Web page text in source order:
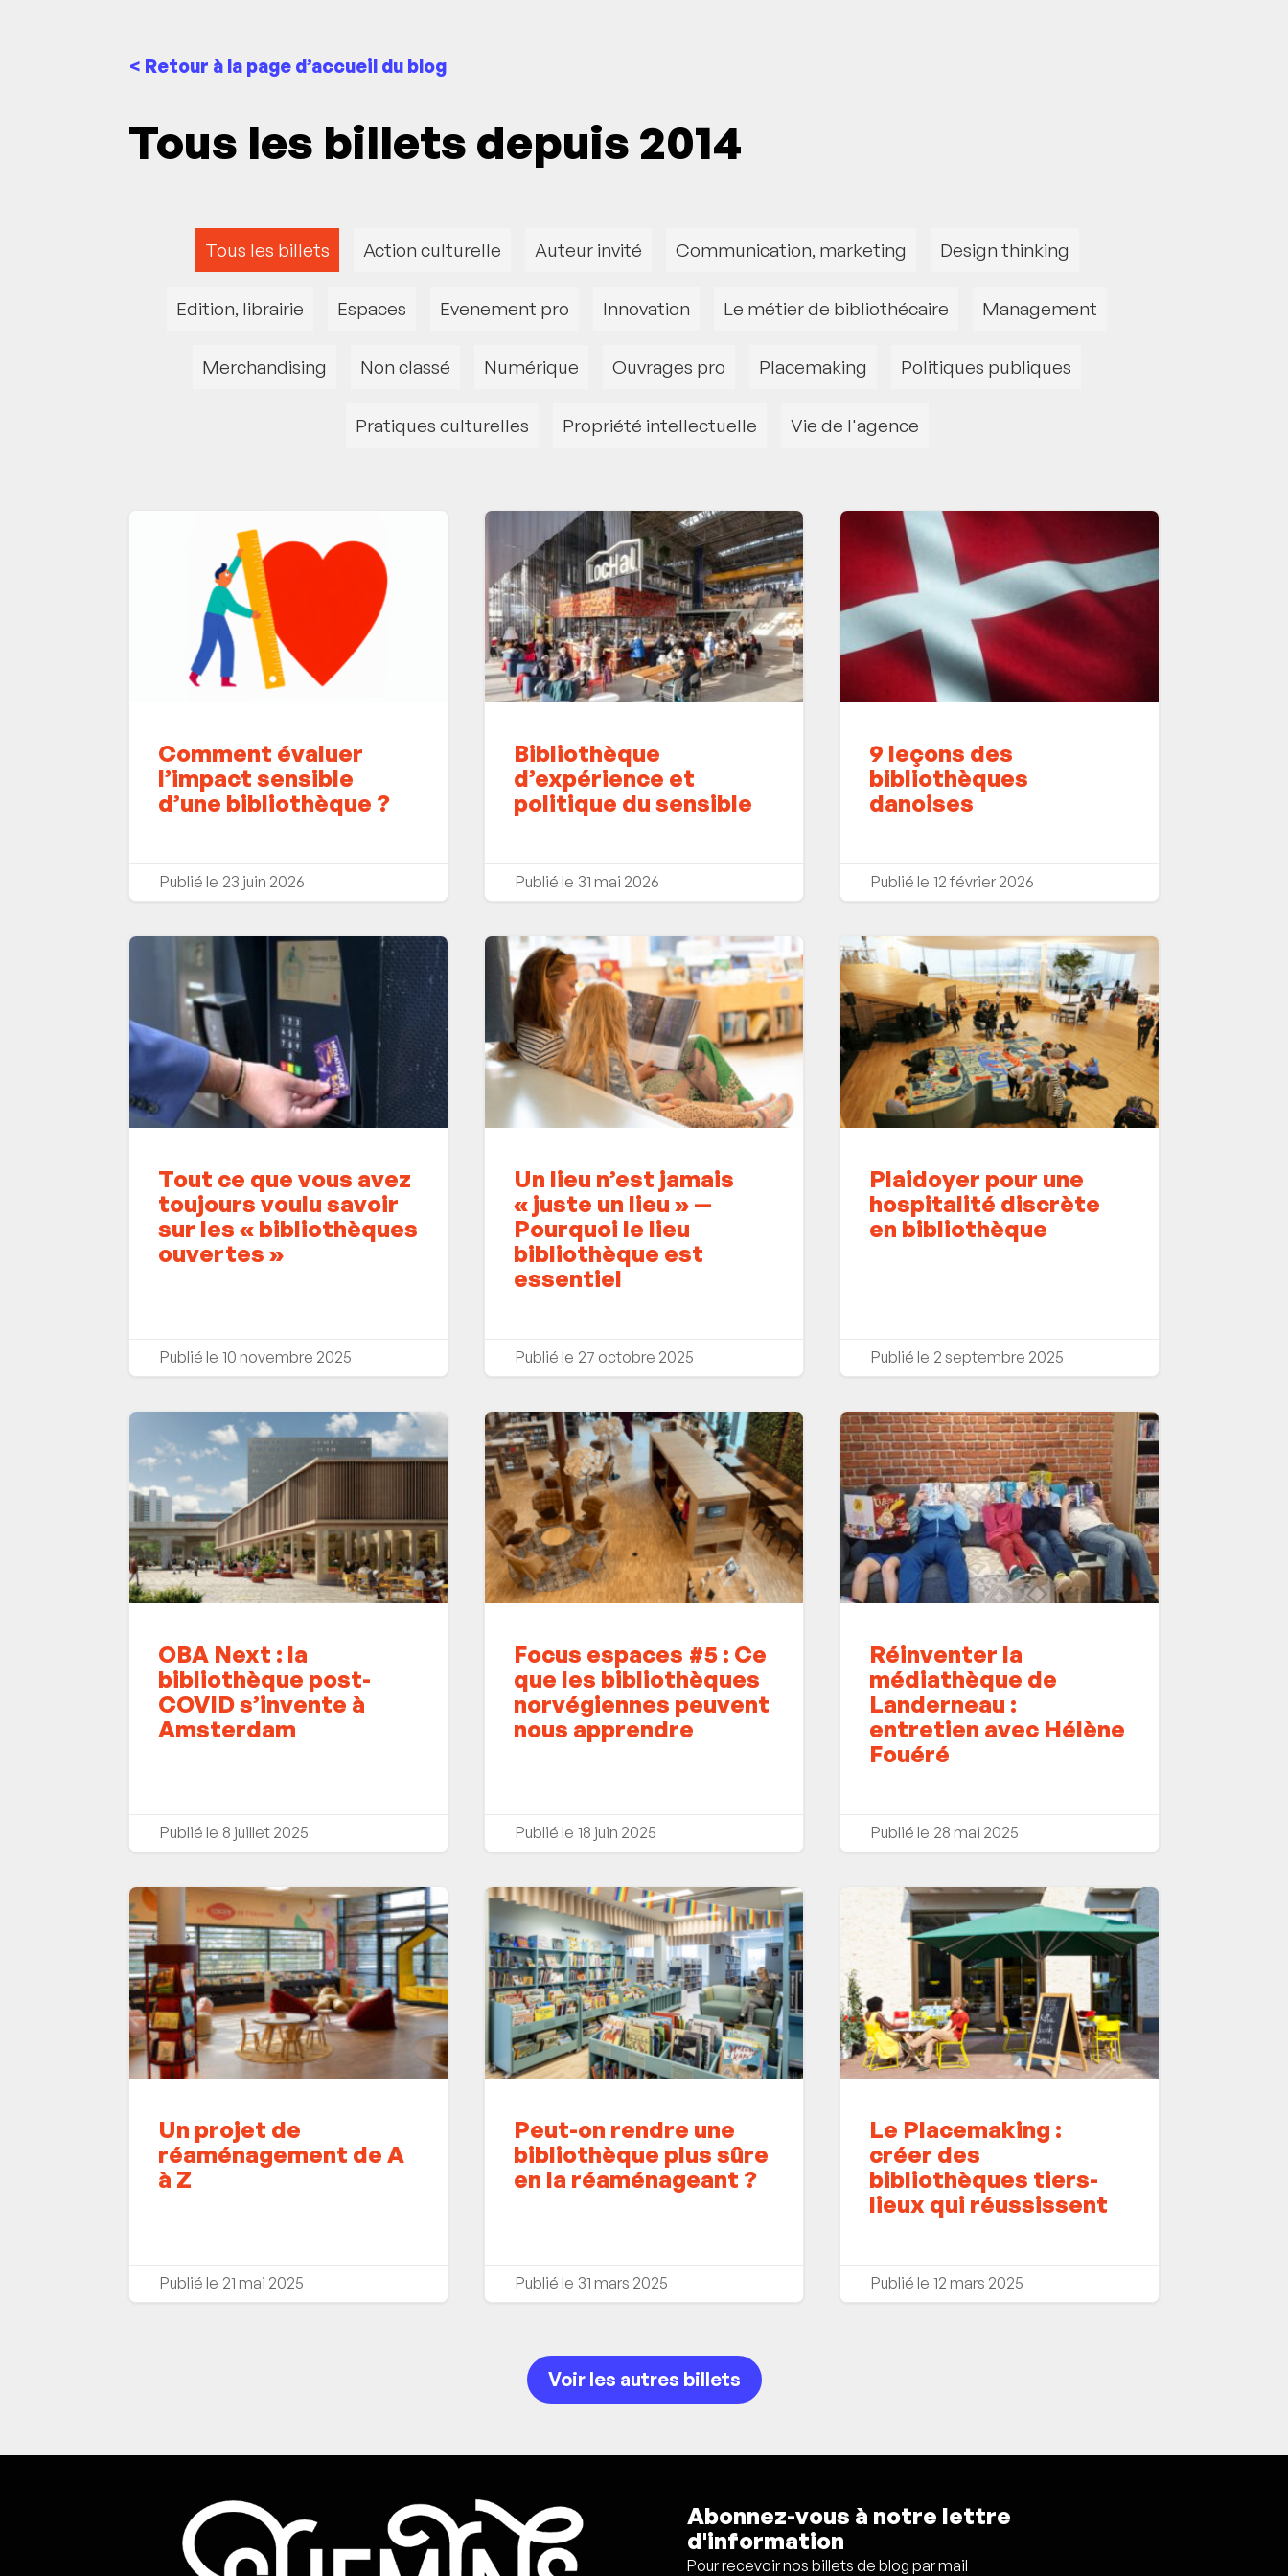
< Retour à la page d’accueil du blog
Tous les billets depuis 2014
Tous les billets Action culturelle Auteur invité Communication, marketing Design thinking
Edition, librairie Espaces Evenement pro Innovation Le métier de bibliothécaire Management
Merchandising Non classé Numérique Ouvrages pro Placemaking Politiques publiques
Pratiques culturelles Propriété intellectuelle Vie de l'agence
Comment évaluer
l’impact sensible
d’une bibliothèque ?
23 juin 2026
Bibliothèque
d’expérience et
politique du sensible
31 mai 2026
9 leçons des
bibliothèques
danoises
12 février 2026
Tout ce que vous avez
toujours voulu savoir
sur les « bibliothèques
ouvertes »
10 novembre 2025
Un lieu n’est jamais
« juste un lieu » —
Pourquoi le lieu
bibliothèque est
essentiel
27 octobre 2025
Plaidoyer pour une
hospitalité discrète
en bibliothèque
2 septembre 2025
OBA Next : la
bibliothèque post-
COVID s’invente à
Amsterdam
8 juillet 2025
Focus espaces #5 : Ce
que les bibliothèques
norvégiennes peuvent
nous apprendre
18 juin 2025
Réinventer la
médiathèque de
Landerneau :
entretien avec Hélène
Fouéré
28 mai 2025
Un projet de
réaménagement de A
à Z
21 mai 2025
Peut-on rendre une
bibliothèque plus sûre
en la réaménageant ?
31 mars 2025
Le Placemaking :
créer des
bibliothèques tiers-
lieux qui réussissent
12 mars 2025
Voir les autres billets
Abonnez-vous à notre lettre
d'information
Pour recevoir nos billets de blog par mail